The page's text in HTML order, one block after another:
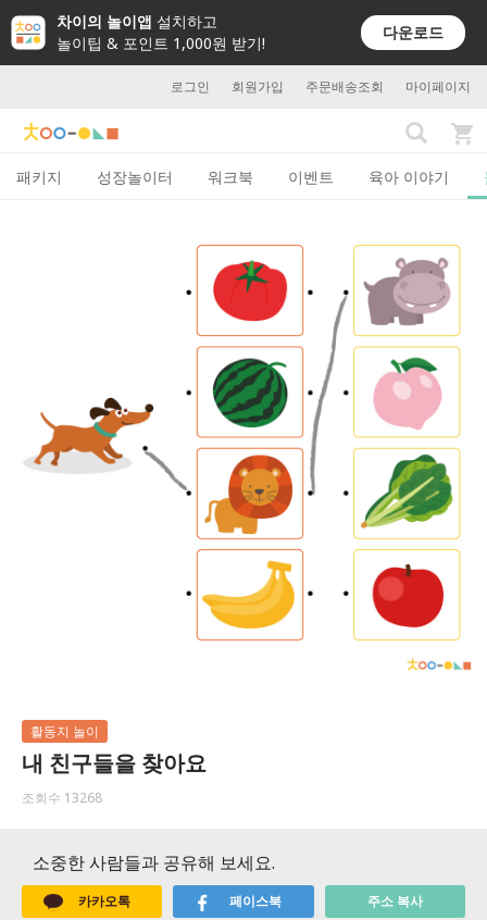
차이의 놀이앱 설치하고
놀이팁 & 포인트 1,000원 받기!
다운로드
로그인 회원가입 주문배송조회 마이페이지
패키지 성장놀이터 워크북 이벤트 육아 이야기
활동지 놀이
내 친구들을 찾아요
조회수 13268
소중한 사람들과 공유해 보세요.
카카오톡 페이스북 주소 복사